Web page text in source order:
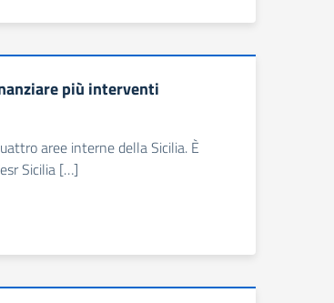
più interventi
aree interne della Sicilia. È
Sicilia […]